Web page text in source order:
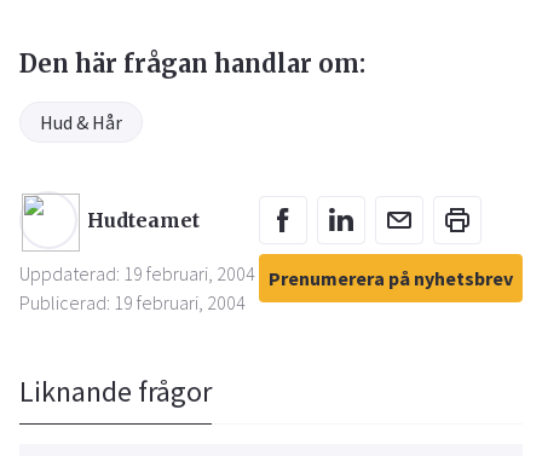
Den här frågan handlar om:
Hud & Hår
Hudteamet
Uppdaterad: 19 februari, 2004
Publicerad: 19 februari, 2004
Prenumerera på nyhetsbrev
Liknande frågor